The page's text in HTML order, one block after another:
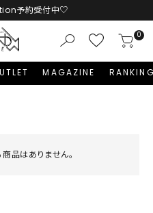
予約受付中♡
0
MAGAZINE
品はありません。